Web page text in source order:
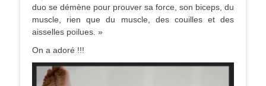
duo se démène pour prouver sa force, son biceps, du
muscle, rien que du muscle, des couilles et des
aisselles poilues. »
On a adoré !!!